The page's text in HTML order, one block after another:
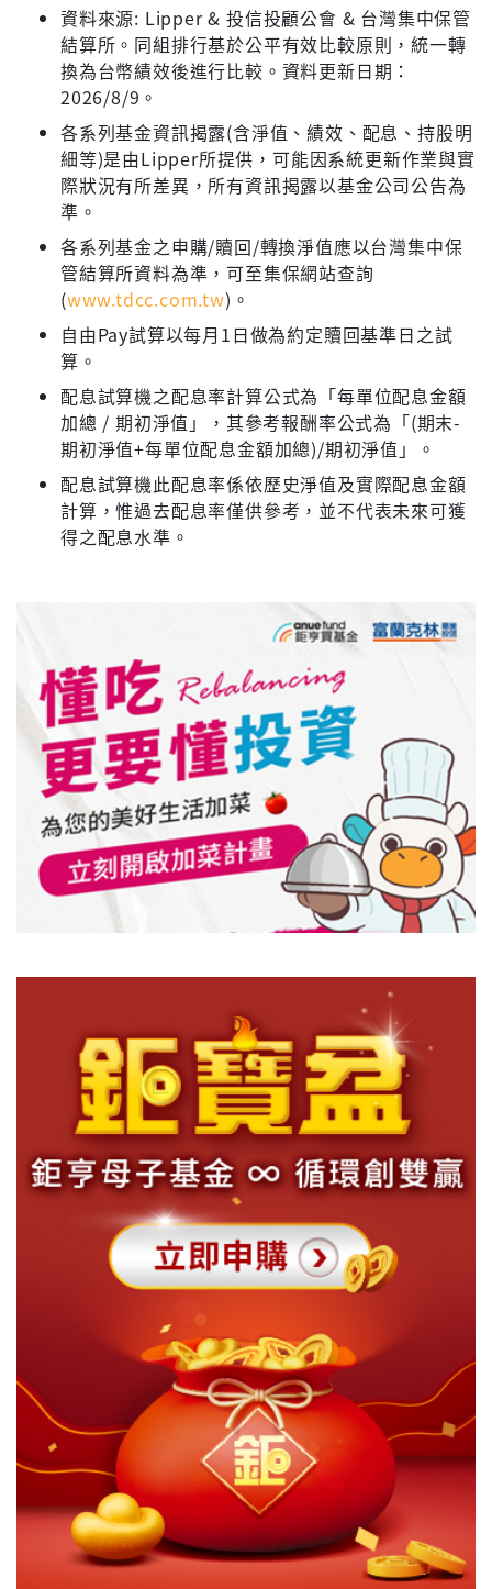
資料來源: Lipper & 投信投顧公會 & 台灣集中保管
結算所。同組排行基於公平有效比較原則，統一轉
換為台幣績效後進行比較。資料更新日期：
2026/8/9。
各系列基金資訊揭露(含淨值、績效、配息、持股明
細等)是由Lipper所提供，可能因系統更新作業與實
際狀況有所差異，所有資訊揭露以基金公司公告為
準。
各系列基金之申購/贖回/轉換淨值應以台灣集中保
管結算所資料為準，可至集保網站查詢
(www.tdcc.com.tw)。
自由Pay試算以每月1日做為約定贖回基準日之試
算。
配息試算機之配息率計算公式為「每單位配息金額
加總 / 期初淨值」，其參考報酬率公式為「(期末-
期初淨值+每單位配息金額加總)/期初淨值」。
配息試算機此配息率係依歷史淨值及實際配息金額
計算，惟過去配息率僅供參考，並不代表未來可獲
得之配息水準。